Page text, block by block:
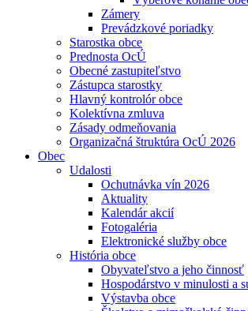
Zámery
Prevádzkové poriadky
Starostka obce
Prednosta OcÚ
Obecné zastupiteľstvo
Zástupca starostky
Hlavný kontrolór obce
Kolektívna zmluva
Zásady odmeňovania
Organizačná štruktúra OcÚ 2026
Obec
Udalosti
Ochutnávka vín 2026
Aktuality
Kalendár akcií
Fotogaléria
Elektronické služby obce
História obce
Obyvateľstvo a jeho činnosť
Hospodárstvo v minulosti a
Výstavba obce